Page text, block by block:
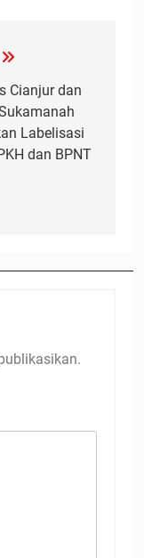
Cianjur dan
Labelisasi
dan BPNT